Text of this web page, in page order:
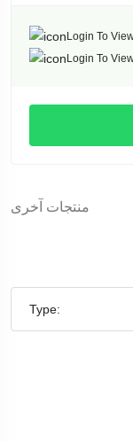
Login To
Login To
منتجات آخرى
Type: